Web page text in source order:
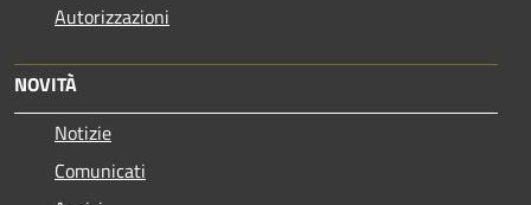
Autorizzazioni
NOVITÀ
Notizie
Comunicati